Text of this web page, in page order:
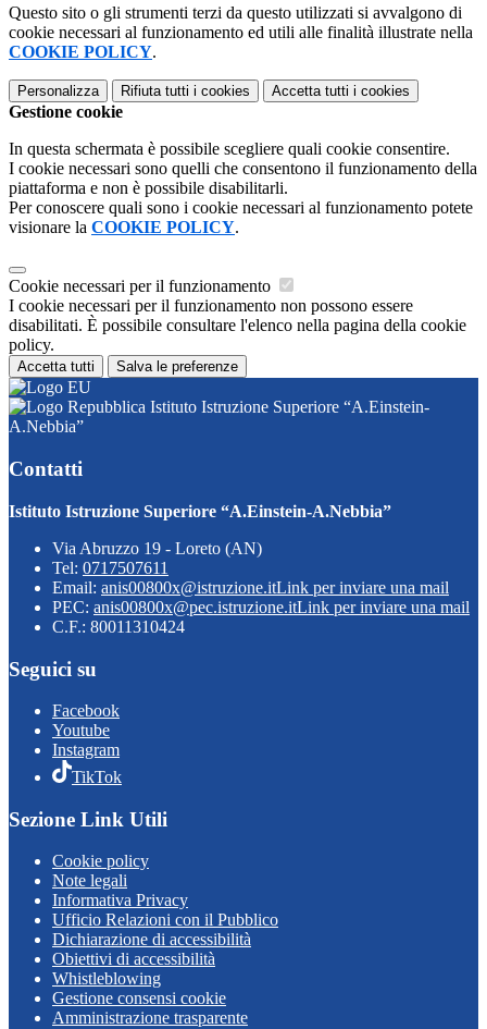
Questo sito o gli strumenti terzi da questo utilizzati si avvalgono di
cookie necessari al funzionamento ed utili alle finalità illustrate nella
COOKIE POLICY.
Personalizza Rifiuta tutti i cookies Accetta tutti i cookies
Gestione cookie
In questa schermata è possibile scegliere quali cookie consentire.
I cookie necessari sono quelli che consentono il funzionamento della
piattaforma e non è possibile disabilitarli.
Per conoscere quali sono i cookie necessari al funzionamento potete
visionare la COOKIE POLICY.
Cookie necessari per il funzionamento
I cookie necessari per il funzionamento non possono essere
disabilitati. È possibile consultare l'elenco nella pagina della cookie
policy.
Accetta tutti Salva le preferenze
Istituto Istruzione Superiore “A.Einstein-
A.Nebbia”
Contatti
Istituto Istruzione Superiore “A.Einstein-A.Nebbia”
Via Abruzzo 19 - Loreto (AN)
Tel: 0717507611
Email: anis00800x@istruzione.itLink per inviare una mail
PEC: anis00800x@pec.istruzione.itLink per inviare una mail
C.F.: 80011310424
Seguici su
Facebook
Youtube
Instagram
TikTok
Sezione Link Utili
Cookie policy
Note legali
Informativa Privacy
Ufficio Relazioni con il Pubblico
Dichiarazione di accessibilità
Obiettivi di accessibilità
Whistleblowing
Gestione consensi cookie
Amministrazione trasparente